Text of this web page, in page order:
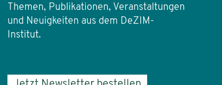
Themen, Publikationen, Veranstaltungen
und Neuigkeiten aus dem DeZIM-
Institut.